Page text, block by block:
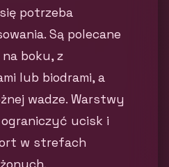
potrzeba
Są polecane
boku, z
lub biodrami, a
wadze. Warstwy
ucisk i
w strefach